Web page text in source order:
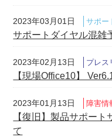
2023年03月01日 サポー
サポートダイヤル混雑
2023年02月13日 プレス
【現場Office10】
2023年01月13日 障害情
【復旧】製品サポー
て